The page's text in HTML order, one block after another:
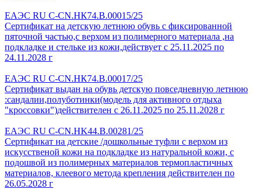
ЕАЭС RU C-CN.HК74.B.00015/25
Сертификат на детскую летнюю обувь с фиксированной
пяточной частью,с верхом из полимерного материала ,на
подкладке и стельке из кожи,действует с 25.11.2025 по
24.11.2028 г
ЕАЭС RU C-CN.HК74.B.00017/25
Сертификат выдан на обувь детскую повседневную летнюю
:сандалии,полуботинки(модель для активного отдыха
"кроссовки")действителен с 26.11.2025 по 25.11.2028 г
ЕАЭС RU C-CN.HK44.B.00281/25
Сертификат на детские /дошкольные туфли с верхом из
искусственой кожи на подкладке из натуральной кожи, с
подошвой из полимерных материалов термопластичных
материалов, клеевого метода крепления действителен по
26.05.2028 г